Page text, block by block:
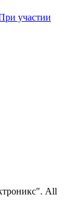
участии
All